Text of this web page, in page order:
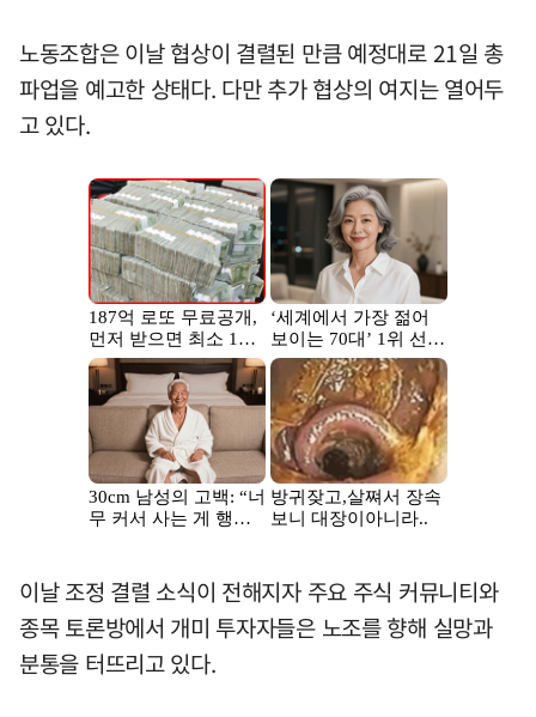
노동조합은 이날 협상이 결렬된 만큼 예정대로 21일 총
파업을 예고한 상태다. 다만 추가 협상의 여지는 열어두
고 있다.
이날 조정 결렬 소식이 전해지자 주요 주식 커뮤니티와
종목 토론방에서 개미 투자자들은 노조를 향해 실망과
분통을 터뜨리고 있다.